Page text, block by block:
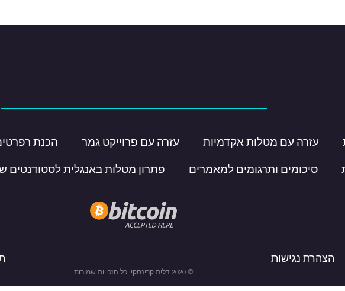
עזרה עם מטלות אקדמיות עזרה עם פרוייקט גמר הכנת
סיכומים ותרגומים למאמרים פתרון מטלות באנגלית לסטודנטים
הצהרת נגישות
© 2020 דלית קרינסקי. כל הזכויות שמורות